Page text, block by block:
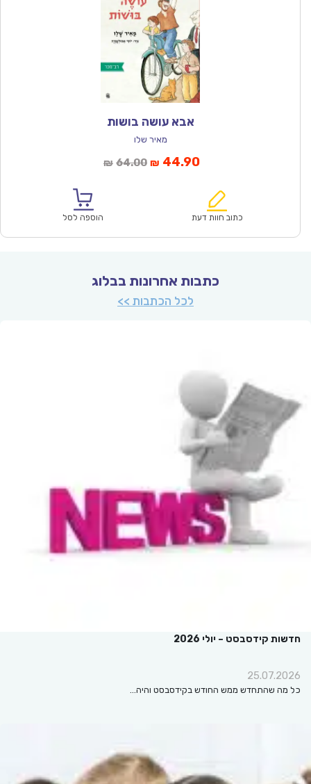
אבא עושה בושות
מאיר שלו
₪ 64.00המחיר
₪64.00.
₪ 44.90המחיר
הוא:
כתוב חוות דעת הוספה לסל
כתבות אחרונות בבלוג
לכל הכתבות >>
חדשות קידסבסט – יולי 2026
25.07.2026
כל מה שהתחדש ממש החודש בקידסבסט והיה…